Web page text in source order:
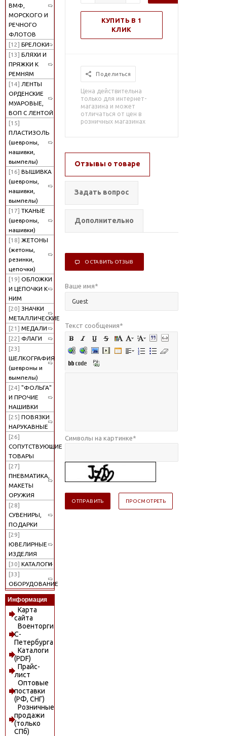
ВМФ,
МОРСКОГО И
РЕЧНОГО
ФЛОТОВ
[12] БРЕЛОКИ
[13] БЛЯХИ И
ПРЯЖКИ К
РЕМНЯМ
[14] ЛЕНТЫ
ОРДЕНСКИЕ
МУАРОВЫЕ,
ВОП С ЛЕНТОЙ
[15]
ПЛАСТИЗОЛЬ
(шевроны,
нашивки,
вымпелы)
[16] ВЫШИВКА
(шевроны,
нашивки,
вымпелы)
[17] ТКАНЫЕ
(шевроны,
нашивки)
[18] ЖЕТОНЫ
(жетоны,
резинки,
цепочки)
[19] ОБЛОЖКИ
И ЦЕПОЧКИ К
НИМ
[20] ЗНАЧКИ
МЕТАЛЛИЧЕСКИЕ
[21] МЕДАЛИ
[22] ФЛАГИ
[23]
ШЕЛКОГРАФИЯ
(шевроны и
вымпелы)
[24] "ФОЛЬГА"
И ПРОЧИЕ
НАШИВКИ
[25] ПОВЯЗКИ
НАРУКАВНЫЕ
[26]
СОПУТСТВУЮЩИЕ
ТОВАРЫ
[27]
ПНЕВМАТИКА,
МАКЕТЫ
ОРУЖИЯ
[28]
СУВЕНИРЫ,
ПОДАРКИ
[29]
ЮВЕЛИРНЫЕ
ИЗДЕЛИЯ
[30] КАТАЛОГИ
[33]
ОБОРУДОВАНИЕ
Информация
Карта
сайта
Военторги
С-
Петербурга
Каталоги
(PDF)
Прайс-
лист
Оптовые
поставки
(РФ, СНГ)
Розничные
продажи
(только
СПб)
КУПИТЬ В 1
КЛИК
Поделиться
Цена действительна
только для интернет-
магазина и может
отличаться от цен в
розничных магазинах
Отзывы о товаре
Задать вопрос
Дополнительно
ОСТАВИТЬ ОТЗЫВ
Ваше имя*
Текст сообщения*
Символы на картинке*